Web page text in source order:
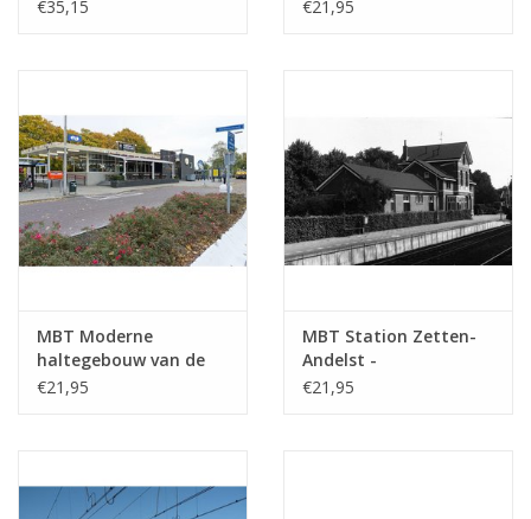
€35,15 €21,95
MBT Moderne
haltegebouw van de
NS; o.a. Geleen,
€21,95
MBT Station Zetten-
Andelst -
Bouwtekening Schaal 1
€21,95